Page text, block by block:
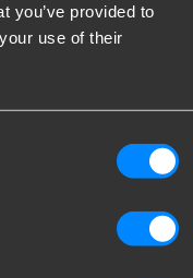
you’ve provided to
use of their